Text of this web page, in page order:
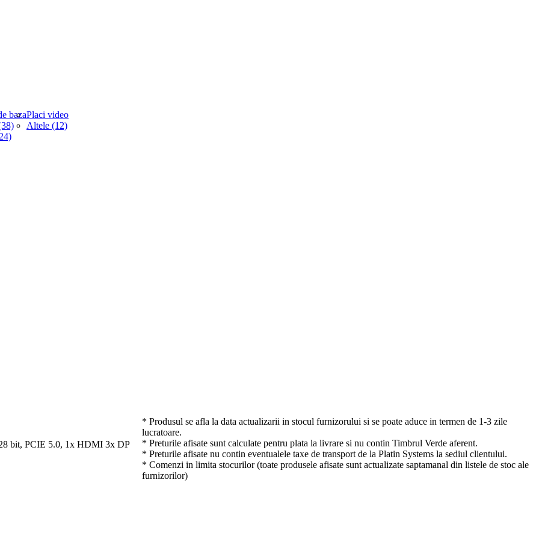
bazaPlaci video
Altele (12)
bit, PCIE 5.0, 1x HDMI 3x DP
* Produsul se afla la data actualizarii in stocul furnizorului si se poate aduce in termen de 1-3 zile
lucratoare.
* Preturile afisate sunt calculate pentru plata la livrare si nu contin Timbrul Verde aferent.
* Preturile afisate nu contin eventualele taxe de transport de la Platin Systems la sediul clientului.
* Comenzi in limita stocurilor (toate produsele afisate sunt actualizate saptamanal din listele de stoc ale
furnizorilor)